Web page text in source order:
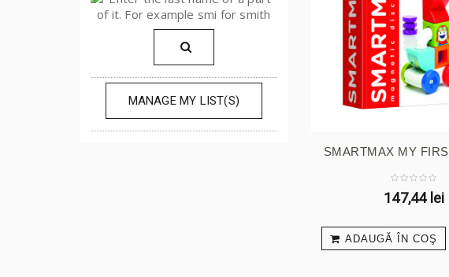
MANAGE MY LIST(S)
SMARTMAX MY
147,44 lei
ADAUGĂ ÎN COŞ